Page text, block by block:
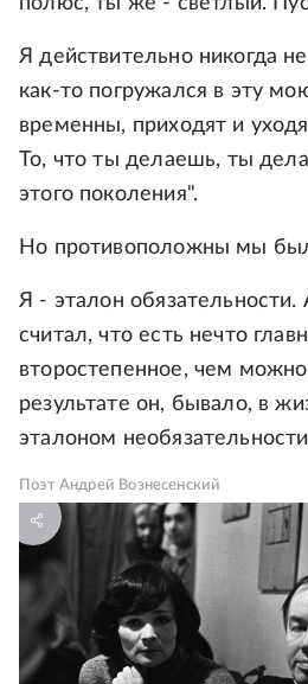
Я действительно никогда
как-то погружался в эту
временны, приходят и
То, что ты делаешь, ты
этого поколения".
Но противоположны мы
Я - эталон
считал, что есть нечто
второстепенное, чем
результате он, бывало, в
эталоном
Поэт Андрей Вознесенский